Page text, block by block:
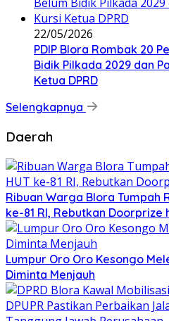
22/05/2026
PDIP Blora Rombak 20
Bidik Pilkada 2029 dan
Ketua DPRD
Selengkapnya
Daerah
Ribuan Warga Blora Tumpah
ke-81 RI, Rebutkan
Lumpur Oro Oro Kesongo
Diminta Menjauh